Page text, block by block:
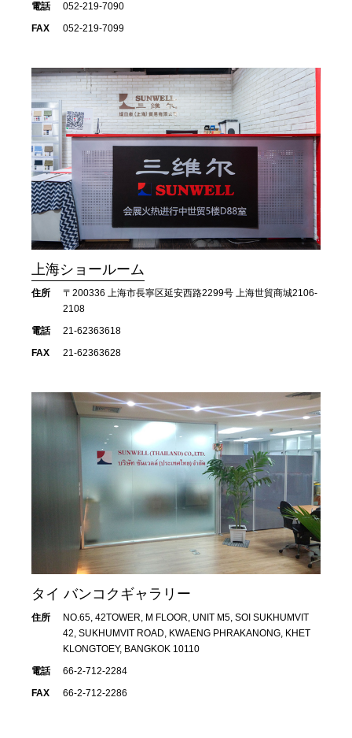
電話
052-219-7090
FAX
052-219-7099
上海ショールーム
住所
〒200336 上海市長寧区延安西路2299号 上海世貿商城2106-
2108
電話
21-62363618
FAX
21-62363628
タイ バンコクギャラリー
住所
NO.65, 42TOWER, M FLOOR, UNIT M5, SOI SUKHUMVIT
42, SUKHUMVIT ROAD, KWAENG PHRAKANONG, KHET
KLONGTOEY, BANGKOK 10110
電話
66-2-712-2284
FAX
66-2-712-2286